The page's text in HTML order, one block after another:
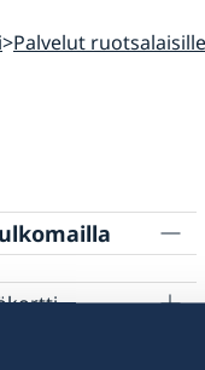
Palvelut